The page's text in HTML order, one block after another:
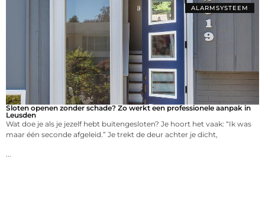
ALARMSYSTEEM
Sloten openen zonder schade? Zo werkt een professionele aanpak in
Leusden
Wat doe je als je jezelf hebt buitengesloten? Je hoort het vaak: “Ik was
maar één seconde afgeleid.” Je trekt de deur achter je dicht,